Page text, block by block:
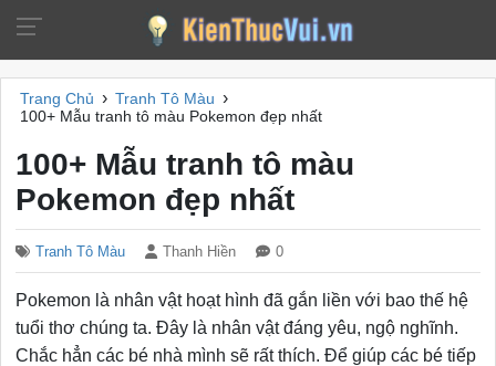
Trang Chủ › Tranh Tô Màu ›
100+ Mẫu tranh tô màu Pokemon đẹp nhất
100+ Mẫu tranh tô màu
Pokemon đẹp nhất
Tranh Tô Màu Thanh Hiền 0
Pokemon là nhân vật hoạt hình đã gắn liền với bao thế hệ
tuổi thơ chúng ta. Đây là nhân vật đáng yêu, ngộ nghĩnh.
Chắc hẳn các bé nhà mình sẽ rất thích. Để giúp các bé tiếp